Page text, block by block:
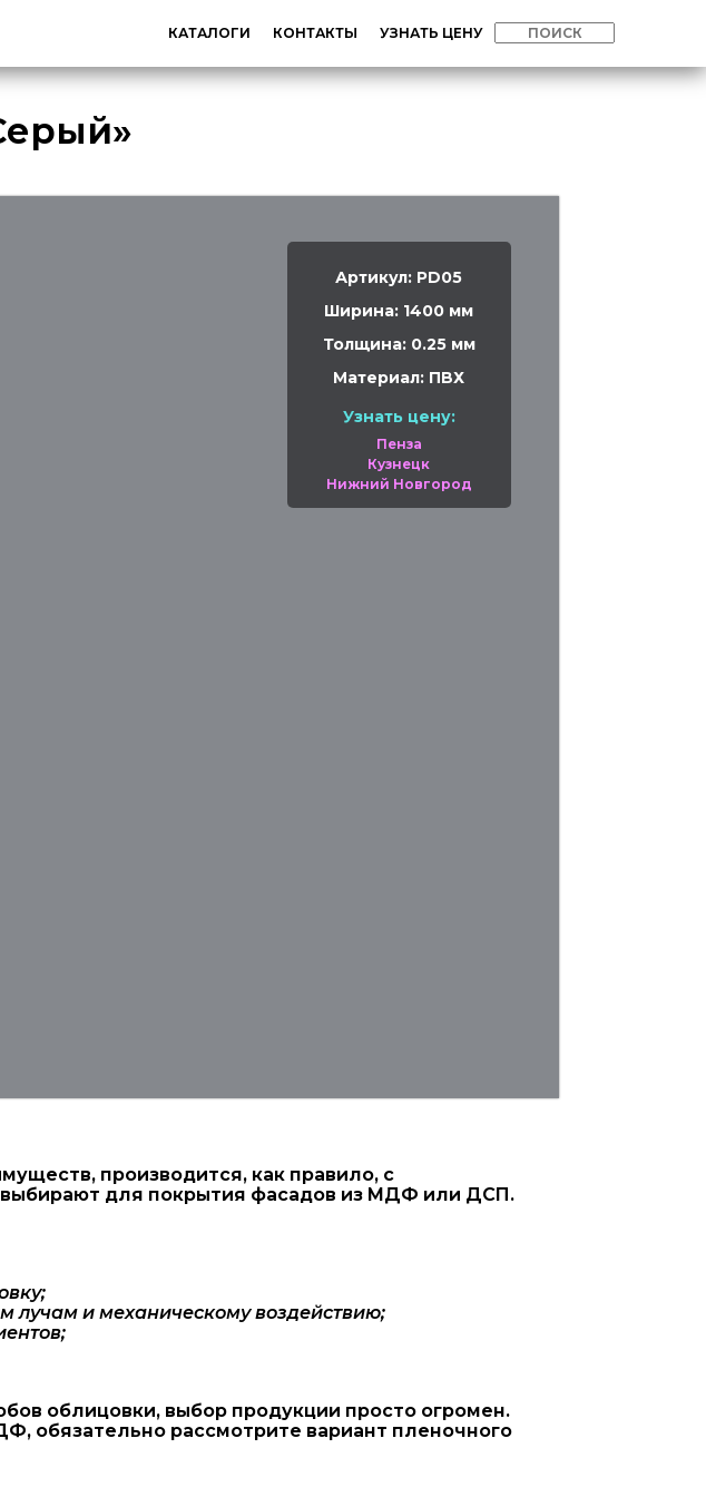
КАТАЛОГИ КОНТАКТЫ УЗНАТЬ ЦЕНУ
Артикул: PD05
Ширина: 1400 мм
Толщина: 0.25 мм
Материал: ПВХ
Узнать цену:
Пенза
Кузнецк
Нижний Новгород
производится, как правило, с
выбирают для покрытия фасадов из МДФ или ДСП.
лучам и механическому воздействию;
облицовки, выбор продукции просто огромен.
обязательно рассмотрите вариант пленочного